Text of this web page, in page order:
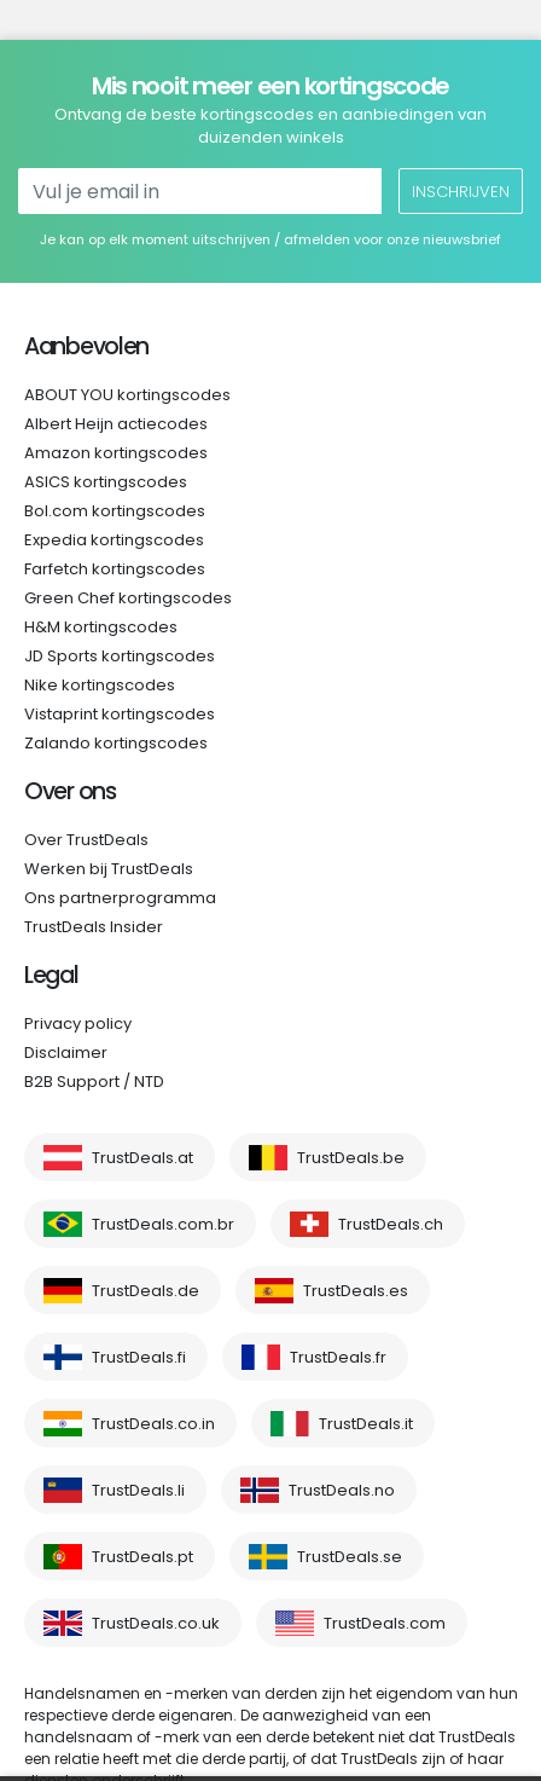
Mis nooit meer een kortingscode
Ontvang de beste kortingscodes en aanbiedingen van
duizenden winkels
INSCHRIJVEN
Je kan op elk moment uitschrijven / afmelden voor onze nieuwsbrief
Aanbevolen
ABOUT YOU kortingscodes
Albert Heijn actiecodes
Amazon kortingscodes
ASICS kortingscodes
Bol.com kortingscodes
Expedia kortingscodes
Farfetch kortingscodes
Green Chef kortingscodes
H&M kortingscodes
JD Sports kortingscodes
Nike kortingscodes
Vistaprint kortingscodes
Zalando kortingscodes
Over ons
Over TrustDeals
Werken bij TrustDeals
Ons partnerprogramma
TrustDeals Insider
Legal
Privacy policy
Disclaimer
B2B Support / NTD
TrustDeals.at TrustDeals.be
TrustDeals.com.br TrustDeals.ch
TrustDeals.de TrustDeals.es
TrustDeals.fi TrustDeals.fr
TrustDeals.co.in TrustDeals.it
TrustDeals.li TrustDeals.no
TrustDeals.pt TrustDeals.se
TrustDeals.co.uk TrustDeals.com
Handelsnamen en -merken van derden zijn het eigendom van hun
respectieve derde eigenaren. De aanwezigheid van een
handelsnaam of -merk van een derde betekent niet dat TrustDeals
een relatie heeft met die derde partij, of dat TrustDeals zijn of haar